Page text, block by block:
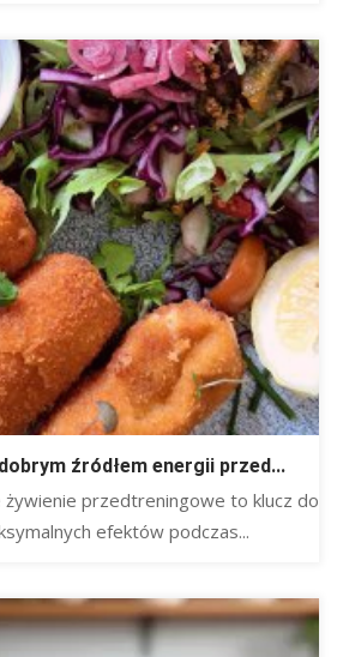
źródłem energii przed...
żywienie przedtreningowe to klucz do
efektów podczas...